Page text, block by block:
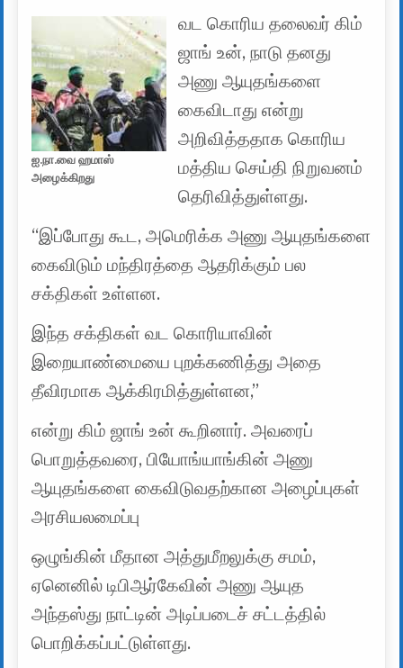
ஐ.நா.வை ஹமாஸ்
அழைக்கிறது
வட கொரிய தலைவர் கிம்
ஜாங் உன், நாடு தனது
அணு ஆயுதங்களை
கைவிடாது என்று
அறிவித்ததாக கொரிய
மத்திய செய்தி நிறுவனம்
தெரிவித்துள்ளது.
“இப்போது கூட, அமெரிக்க அணு ஆயுதங்களை
கைவிடும் மந்திரத்தை ஆதரிக்கும் பல
சக்திகள் உள்ளன.
இந்த சக்திகள் வட கொரியாவின்
இறையாண்மையை புறக்கணித்து அதை
தீவிரமாக ஆக்கிரமித்துள்ளன,”
என்று கிம் ஜாங் உன் கூறினார். அவரைப்
பொறுத்தவரை, பியோங்யாங்கின் அணு
ஆயுதங்களை கைவிடுவதற்கான அழைப்புகள்
அரசியலமைப்பு
ஒழுங்கின் மீதான அத்துமீறலுக்கு சமம்,
ஏனெனில் டிபிஆர்கேவின் அணு ஆயுத
அந்தஸ்து நாட்டின் அடிப்படைச் சட்டத்தில்
பொறிக்கப்பட்டுள்ளது.